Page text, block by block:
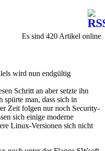
Es sind 420 Artikel online
wird nun endgültig
Schritt an aber setzte ihn
man, dass sich in
Zeit folgen nur noch Security-
sich einige moderne
Linux-Versionen sich nicht